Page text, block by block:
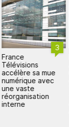
3
France
Télévisions
accélère sa mue
numérique avec
une vaste
réorganisation
interne